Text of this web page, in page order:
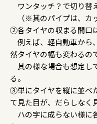
ワンタッチ？で切り替
（※其のパイプは、カ
②各タイヤの収まる間口
例えば、軽自動車から
然タイヤの幅も変わるので
其の様な場合も想定し
る。
③単にタイヤを縦に並べ
て見た目が、だらしなく
ハの字に成らない様に